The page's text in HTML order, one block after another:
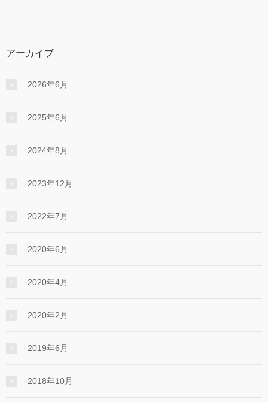
アーカイブ
2026年6月
2025年6月
2024年8月
2023年12月
2022年7月
2020年6月
2020年4月
2020年2月
2019年6月
2018年10月